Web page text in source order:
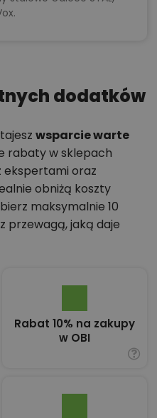
dodatków
wsparcie warte
rabaty w sklepach
ekspertami oraz
obniżą koszty
maksymalnie 10
przewagą, jaką daje
Rabat 10% na zakupy
w OBI